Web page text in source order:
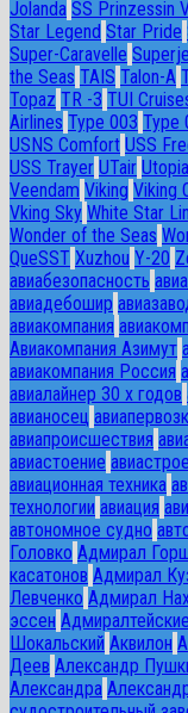
Jolanda SS Prinzessin
Star Legend Star Pride
Super-Caravelle
the Seas TAIS Talon-A
Topaz TR -3 TUI
Airlines Type 003 Type
USNS Comfort USS
USS Trayer UTair
Veendam Viking Viking
Vking Sky White Star
Wonder of the Seas
QueSST Xuzhou Y-20
авиабезопасность
авиадебошир
авиакомпания
Авиакомпания Азимут
авиакомпания Россия
авиалайнер 30 х годов
авианосец
авиапроисшествия
авиастоение
авиационная техника
технологии авиация
автономное судно
Головко Адмирал
касатонов Адмирал
Левченко Адмирал
эссен
Шокальский Аквилон
Деев Александр
Александра